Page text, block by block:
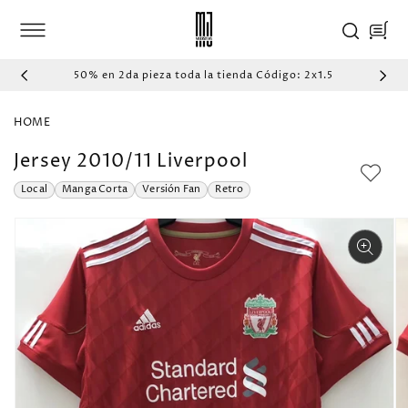
AL CONTENIDO
Carrito
50% en 2da pieza toda la tienda Código: 2x1.5
HOME
Jersey 2010/11 Liverpool
Local Manga Corta Versión Fan Retro
IR
INFORMACIÓN
DEL PRODUCTO